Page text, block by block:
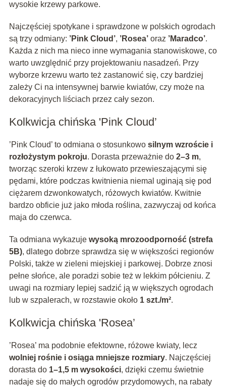
wysokie krzewy parkowe.
Najczęściej spotykane i sprawdzone w polskich ogrodach
są trzy odmiany: ’Pink Cloud’, ’Rosea’oraz ’Maradco’.
Każda z nich ma nieco inne wymagania stanowiskowe, co
warto uwzględnić przy projektowaniu nasadzeń. Przy
wyborze krzewu warto też zastanowić się, czy bardziej
zależy Ci na intensywnej barwie kwiatów, czy może na
dekoracyjnych liściach przez cały sezon.
Kolkwicja chińska 'Pink Cloud’
’Pink Cloud’ to odmiana o stosunkowo silnym wzroście i
rozłożystym pokroju. Dorasta przeważnie do 2–3 m,
tworząc szeroki krzew z łukowato przewieszającymi się
pędami, które podczas kwitnienia niemal uginają się pod
ciężarem dzwonkowatych, różowych kwiatów. Kwitnie
bardzo obficie już jako młoda roślina, zazwyczaj od końca
maja do czerwca.
Ta odmiana wykazuje wysoką mrozoodporność (strefa
5B), dlatego dobrze sprawdza się w większości regionów
Polski, także w zieleni miejskiej i parkowej. Dobrze znosi
pełne słońce, ale poradzi sobie też w lekkim półcieniu. Z
uwagi na rozmiary lepiej sadzić ją w większych ogrodach
lub w szpalerach, w rozstawie około 1 szt./m².
Kolkwicja chińska 'Rosea’
’Rosea’ ma podobnie efektowne, różowe kwiaty, lecz
wolniej rośnie i osiąga mniejsze rozmiary. Najczęściej
dorasta do 1–1,5 m wysokości, dzięki czemu świetnie
nadaje się do małych ogrodów przydomowych, na rabaty